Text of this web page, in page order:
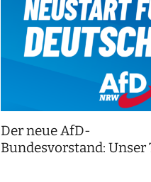
Der neue AfD-
Bundesvorstand: